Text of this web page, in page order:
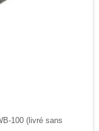
100 (livré sans